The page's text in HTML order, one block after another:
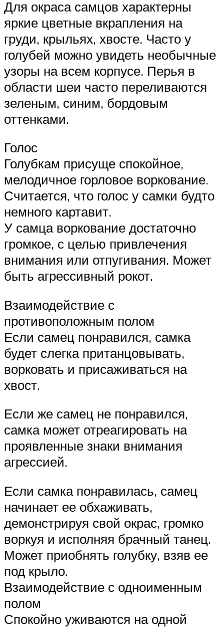
Для окраса самцов характерны
яркие цветные вкрапления на
груди, крыльях, хвосте. Часто у
голубей можно увидеть необычные
узоры на всем корпусе. Перья в
области шеи часто переливаются
зеленым, синим, бордовым
оттенками.
Голос
Голубкам присуще спокойное,
мелодичное горловое воркование.
Считается, что голос у самки будто
немного картавит.
У самца воркование достаточно
громкое, с целью привлечения
внимания или отпугивания. Может
быть агрессивный рокот.
Взаимодействие с
противоположным полом
Если самец понравился, самка
будет слегка пританцовывать,
ворковать и присаживаться на
хвост.
Если же самец не понравился,
самка может отреагировать на
проявленные знаки внимания
агрессией.
Если самка понравилась, самец
начинает ее обхаживать,
демонстрируя свой окрас, громко
воркуя и исполняя брачный танец.
Может приобнять голубку, взяв ее
под крыло.
Взаимодействие с одноименным
полом
Спокойно уживаются на одной